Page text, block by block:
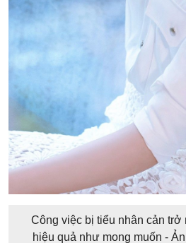
Công việc bị tiểu nhân cản
hiệu quả như mong muốn -